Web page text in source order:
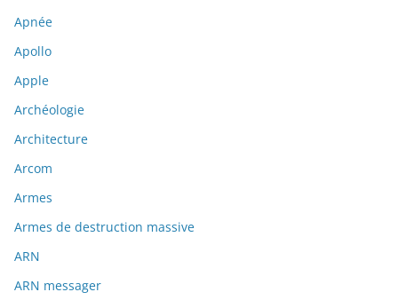
Apnée
Apollo
Apple
Archéologie
Architecture
Arcom
Armes
Armes de destruction massive
ARN
ARN messager